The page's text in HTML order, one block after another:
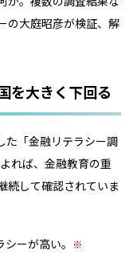
の大庭昭彦が検証、解
を大きく下回る
た「金融リテラシー調
れば、金融教育の重
続して確認されていま
ーが高い。